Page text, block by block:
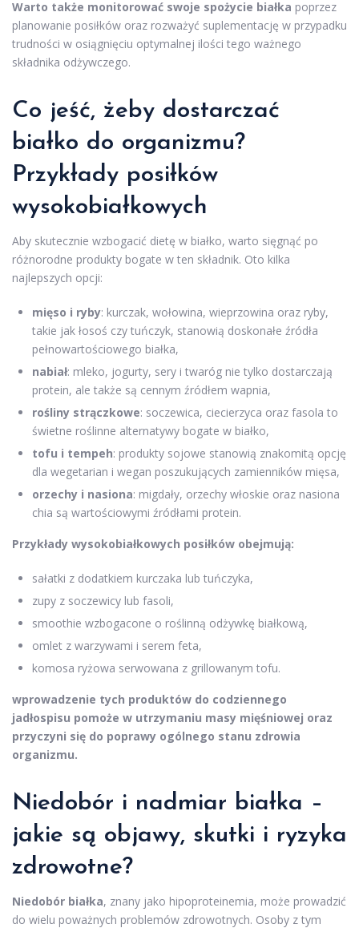
Warto także monitorować swoje spożycie białka poprzez
planowanie posiłków oraz rozważyć suplementację w przypadku
trudności w osiągnięciu optymalnej ilości tego ważnego
składnika odżywczego.
Co jeść, żeby dostarczać
białko do organizmu?
Przykłady posiłków
wysokobiałkowych
Aby skutecznie wzbogacić dietę w białko, warto sięgnąć po
różnorodne produkty bogate w ten składnik. Oto kilka
najlepszych opcji:
mięso i ryby: kurczak, wołowina, wieprzowina oraz ryby,
takie jak łosoś czy tuńczyk, stanowią doskonałe źródła
pełnowartościowego białka,
nabiał: mleko, jogurty, sery i twaróg nie tylko dostarczają
protein, ale także są cennym źródłem wapnia,
rośliny strączkowe: soczewica, ciecierzyca oraz fasola to
świetne roślinne alternatywy bogate w białko,
tofu i tempeh: produkty sojowe stanowią znakomitą opcję
dla wegetarian i wegan poszukujących zamienników mięsa,
orzechy i nasiona: migdały, orzechy włoskie oraz nasiona
chia są wartościowymi źródłami protein.
Przykłady wysokobiałkowych posiłków obejmują:
sałatki z dodatkiem kurczaka lub tuńczyka,
zupy z soczewicy lub fasoli,
smoothie wzbogacone o roślinną odżywkę białkową,
omlet z warzywami i serem feta,
komosa ryżowa serwowana z grillowanym tofu.
wprowadzenie tych produktów do codziennego
jadłospisu pomoże w utrzymaniu masy mięśniowej oraz
przyczyni się do poprawy ogólnego stanu zdrowia
organizmu.
Niedobór i nadmiar białka –
jakie są objawy, skutki i ryzyka
zdrowotne?
Niedobór białka, znany jako hipoproteinemia, może prowadzić
do wielu poważnych problemów zdrowotnych. Osoby z tym